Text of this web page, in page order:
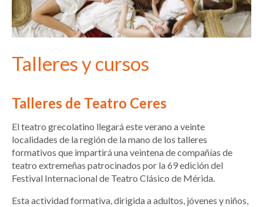
Talleres y cursos
Talleres de Teatro Ceres
El teatro grecolatino llegará este verano a veinte
localidades de la región de la mano de los talleres
formativos que impartirá una veintena de compañías de
teatro extremeñas patrocinados por la 69 edición del
Festival Internacional de Teatro Clásico de Mérida.
Esta actividad formativa, dirigida a adultos, jóvenes y niños,